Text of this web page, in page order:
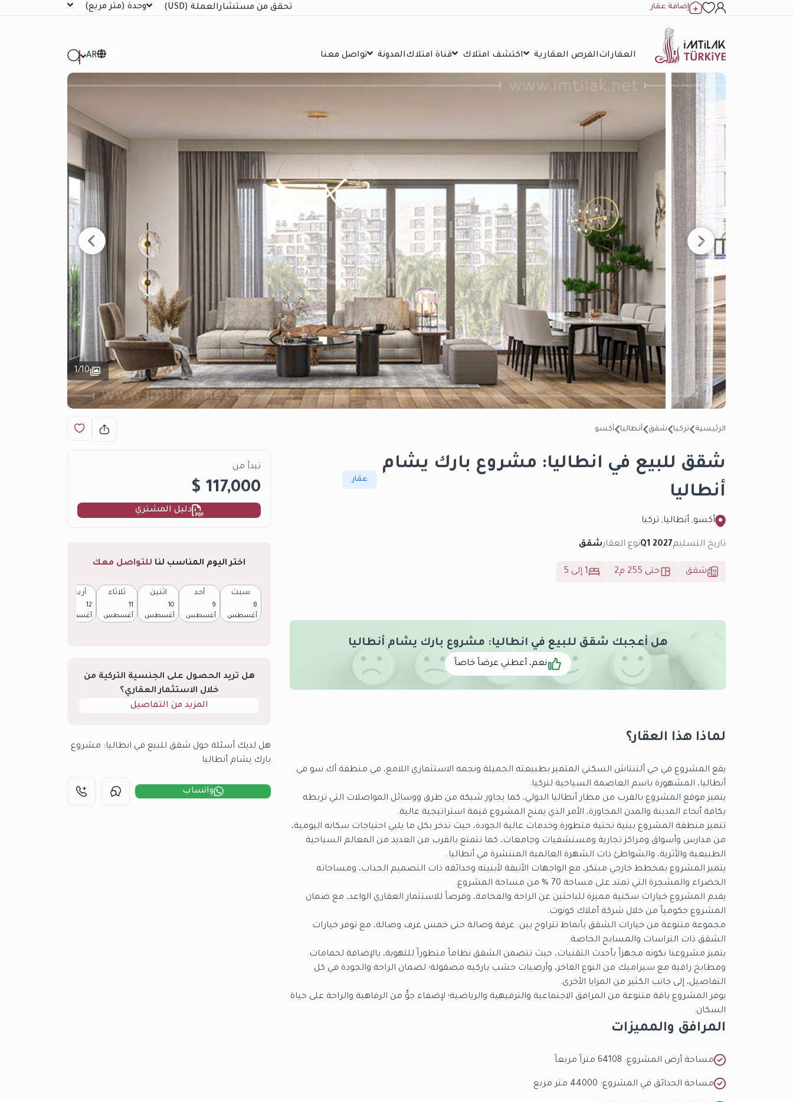
إضافة عقار تحقق من مستشارالعملة (USD) وحدة (متر مربع)
العقاراتالفرص العقارية اكتشف امتلاك قناة امتلاكالمدونة تواصل معنا AR
1/10
الرئيسية تركيا شقق أنطاليا أكسو
شقق للبيع في انطاليا: مشروع بارك يشام
أنطاليا
عقار
أكسو, أنطاليا, تركيا
تاريخ التسليمQ1 2027نوع العقارشقق
شقق حتى 255 م2 1 إلى 5
هل أعجبك شقق للبيع في انطاليا: مشروع بارك يشام أنطاليا
نعم، أعطني عرضاً خاصاً
لماذا هذا العقار؟
يقع المشروع في حي ألتنتاش السكني المتميز بطبيعته الجميلة ونجمه الاستثماري اللامع، في منطقة أك سو في
أنطاليا، المشهورة باسم العاصمة السياحية لتركيا.
يتميز موقع المشروع بالقرب من مطار أنطاليا الدولي، كما يجاور شبكة من طرق ووسائل المواصلات التي تربطه
بكافة أنحاء المدينة والمدن المجاورة، الأمر الذي يمنح المشروع قيمة استراتيجية عالية.
تتميز منطقة المشروع ببنية تحتية متطورة وخدمات عالية الجودة، حيث تذخر بكل ما يلبي احتياجات سكانه اليومية،
من مدارس وأسواق ومراكز تجارية ومستشفيات وجامعات، كما تتمتع بالقرب من العديد من المعالم السياحية
الطبيعية والأثرية، والشواطئ ذات الشهرة العالمية المنتشرة في أنطاليا.
يتميز المشروع بمخطط خارجي مبتكر، مع الواجهات الأنيقة لأبنيته وحدائقه ذات التصميم الجذاب، ومساحاته
الخضراء والمشجرة التي تمتد على مساحة 70 % من مساحة المشروع.
يقدم المشروع خيارات سكنية مميزة للباحثين عن الراحة والفخامة، وفرصاً للاستثمار العقاري الواعد، مع ضمان
المشروع حكومياً من خلال شركة أملاك كونوت.
مجموعة متنوعة من خيارات الشقق بأنماط تتراوح بين: غرفة وصالة حتى خمس غرف وصالة، مع توفر خيارات
الشقق ذات التراسات والمسابح الخاصة.
يتميز مشروعنا بكونه مجهزاً بأحدث التقنيات، حيث تتضمن الشقق نظاماً متطوراً للتهوية، بالإضافة لحمامات
ومطابخ راقية مع سيراميك من النوع الفاخر، وأرضيات خشب باركيه مصقولة؛ لضمان الراحة والجودة في كل
التفاصيل، إلى جانب الكثير من المزايا الأخرى.
يوفر المشروع باقة متنوعة من المرافق الاجتماعية والترفيهية والرياضية؛ لإضفاء جوٍّ من الرفاهية والراحة على حياة
السكان.
المرافق والمميزات
مساحة أرض المشروع: 64108 متراً مربعاً
مساحة الحدائق في المشروع: 44000 متر مربع
تبدأ من
117,000 $
دليل المشتري
اختر اليوم المناسب لنا للتواصل معك
سبت
8
أغسطس
أحد
9
أغسطس
اثنين
10
أغسطس
ثلاثاء
11
أغسطس
أربعاء
12
أغسطس
هل تريد الحصول على الجنسية التركية من
خلال الاستثمار العقاري؟
المزيد من التفاصيل
هل لديك أسئلة حول شقق للبيع في انطاليا: مشروع
بارك يشام أنطاليا
واتساب